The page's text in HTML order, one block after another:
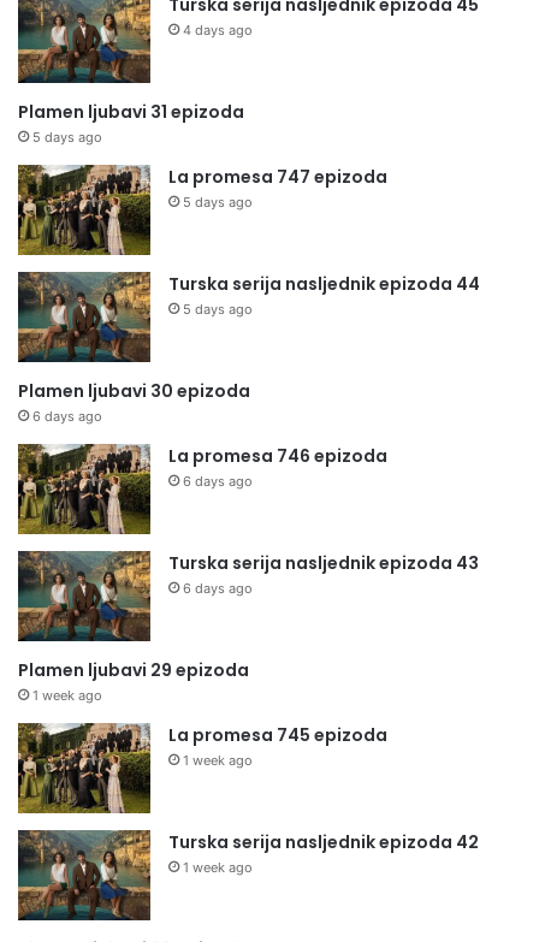
Turska serija nasljednik epizoda 45
4 days ago
Plamen ljubavi 31 epizoda
5 days ago
La promesa 747 epizoda
5 days ago
Turska serija nasljednik epizoda 44
5 days ago
Plamen ljubavi 30 epizoda
6 days ago
La promesa 746 epizoda
6 days ago
Turska serija nasljednik epizoda 43
6 days ago
Plamen ljubavi 29 epizoda
1 week ago
La promesa 745 epizoda
1 week ago
Turska serija nasljednik epizoda 42
1 week ago